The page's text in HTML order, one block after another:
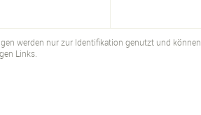
werden nur zur Identifikation genutzt und können
Links.